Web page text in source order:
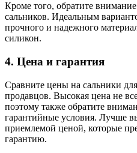
Кроме того, обратите
сальников. Идеальным
прочного и надежного
силикон.
4. Цена и гарантия
Сравните цены на сальники
продавцов. Высокая цена не
поэтому также обратите
гарантийные условия. Лучше
приемлемой ценой, которые
гарантию.